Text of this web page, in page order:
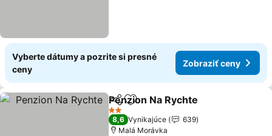
Vyberte dátumy a pozrite si presné
ceny
Zobraziť ceny
ZdieľaťPridať do obľúbených
Penzion Na Rychte
2 Počet hviezdičiek
8,6 Vynikajúce
639
Malá Morávka